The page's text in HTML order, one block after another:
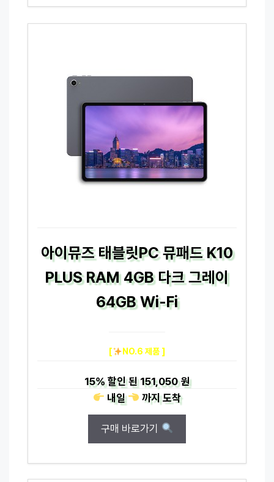
아이뮤즈 태블릿PC 뮤패드 K10
PLUS RAM 4GB 다크 그레이
64GB Wi-Fi
[ NO.6 제품 ]
15%할인 된151,050 원
내일
까지도착
구매 바로가기